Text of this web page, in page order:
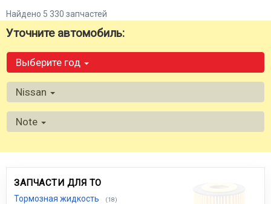
Найдено 5 330 запчастей
Уточните автомобиль:
Выберите год
Nissan
Note
ЗАПЧАСТИ ДЛЯ ТО
Тормозная жидкость (18)